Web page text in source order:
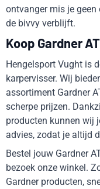
ontvanger mis je geen
de bivvy verblijft.
Koop Gardner
Hengelsport Vught is
karpervisser. Wij
assortiment Gardner
scherpe prijzen.
producten kunnen wij
advies, zodat je altijd
Bestel jouw Gardner
bezoek onze winkel.
Gardner producten,